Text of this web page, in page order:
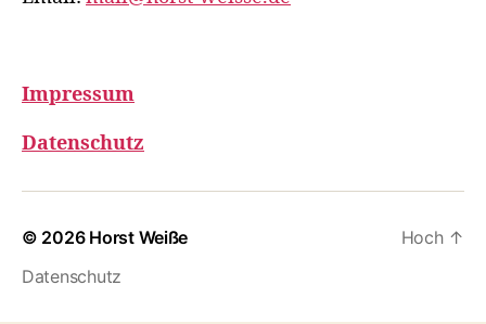
Impressum
Datenschutz
© 2026 Horst Weiße
Datenschutz
Hoch ↑